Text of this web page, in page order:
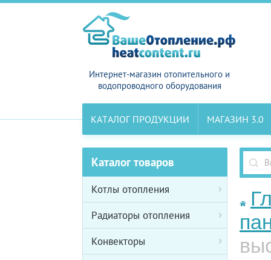
Интернет-магазин отопительного и
водопроводного оборудования
КАТАЛОГ ПРОДУКЦИИ МАГАЗИН 3.0
Каталог товаров
Котлы отопления
Радиаторы отопления
Конвекторы